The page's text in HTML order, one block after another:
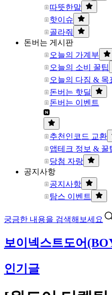
따뜻한말
핫이슈
골라줘
돈버는 게시판
오늘의 가계부
오늘의 소비 꿀팁
오늘의 다짐 & 목
돈버는 핫딜
돈버는 이벤트
추천인코드 교환
앱테크 정보 & 꿀
당첨 자랑
공지사항
공지사항
탐스 이벤트
궁금한 내용을 검색해보세요
보이넥스트도어
인기글